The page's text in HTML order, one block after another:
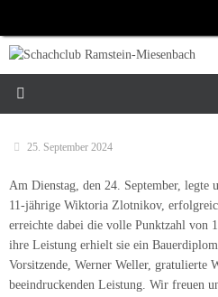
springen
25. September 2024
Am Dienstag, den 24. September, legte
11-jährige Wiktoria Zlotnikov,
erreichte dabei die volle Punktzahl von
ihre Leistung erhielt sie ein
Vorsitzende, Werner Weller, gratulierte
beeindruckenden Leistung. Wir freuen